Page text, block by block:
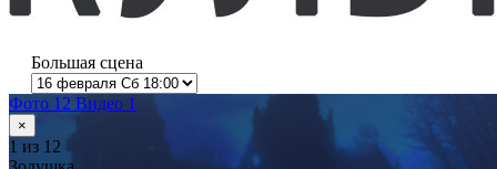
Большая сцена
Фото 12 Видео 1
×
1 из 12